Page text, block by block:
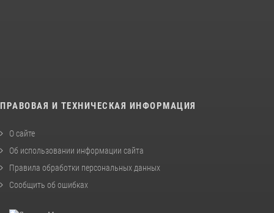
ПРАВОВАЯ И ТЕХНИЧЕСКАЯ ИНФОРМАЦИЯ
О сайте
Об использовании информации сайта
Правила обработки персональных данных
Сообщить об ошибках